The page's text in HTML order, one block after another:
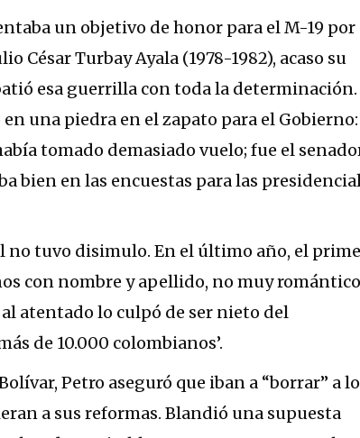
un objetivo de honor para el M-19 por
César Turbay Ayala (1978-1982), acaso su
esa guerrilla con toda la determinación.
una piedra en el zapato para el Gobierno:
tomado demasiado vuelo; fue el
bien en las encuestas para las
no tuvo disimulo. En el último año, el
con nombre y apellido, no muy
atentado lo culpó de ser nieto del
de 10.000 colombianos’.
Petro aseguró que iban a “borrar” a
a sus reformas. Blandió una supuesta